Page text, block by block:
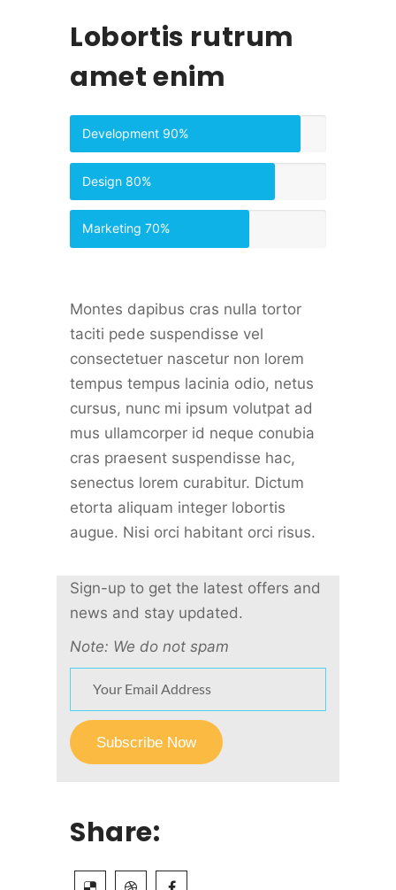
Lobortis rutrum
amet enim
Development 90%
Design 80%
Marketing70%
Montes dapibus cras nulla tortor
taciti pede suspendisse vel
consectetuer nascetur non lorem
tempus tempus lacinia odio, netus
cursus, nunc mi ipsum volutpat ad
mus ullamcorper id neque conubia
cras praesent suspendisse hac,
senectus lorem curabitur. Dictum
etorta aliquam integer lobortis
augue. Nisi orci habitant orci risus.
Sign-up to get the latest offers and
news and stay updated.
Note: We do not spam
Share: